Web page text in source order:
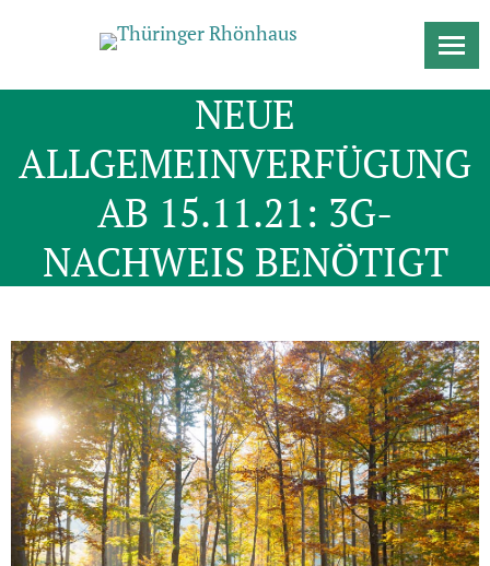
NEUE
ALLGEMEINVERFÜGUNG
AB 15.11.21: 3G-
NACHWEIS BENÖTIGT